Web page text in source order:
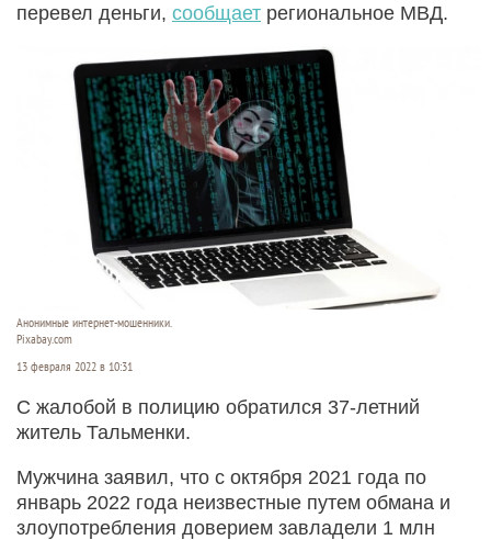
перевел деньги, сообщает региональное МВД.
Анонимные интернет-мошенники.
Pixabay.com
13 февраля 2022 в 10:31
С жалобой в полицию обратился 37-летний
житель Тальменки.
Мужчина заявил, что с октября 2021 года по
январь 2022 года неизвестные путем обмана и
злоупотребления доверием завладели 1 млн